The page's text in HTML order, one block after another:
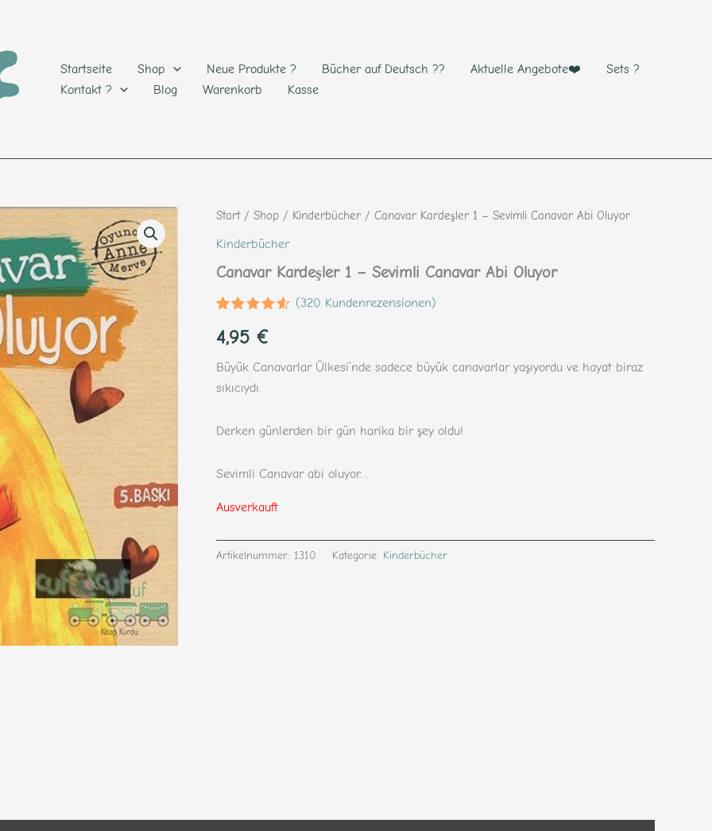
Startseite
Shop Neue Produkte ? Bücher auf Deutsch ?? Aktuelle Angebote❤️
Sets ?
Kontakt ?
Blog Warenkorb Kasse
Start/ Shop / Kinderbücher / Canavar Kardeşler 1 – Sevimli Canavar Abi Oluyor
Kinderbücher
Canavar Kardeşler 1 – Sevimli Canavar Abi Oluyor
mit4.46
von 5,
basierend
auf
Kundenbewertungen
(320 Kundenrezensionen)
4,95 €
Büyük Canavarlar Ülkesi’nde sadece büyük canavarlar yaşıyordu ve hayat biraz
sıkıcıydı.
Derken günlerden bir gün harika bir şey oldu!
Sevimli Canavar abi oluyor…
Ausverkauft
Artikelnummer: 1310 Kategorie: Kinderbücher